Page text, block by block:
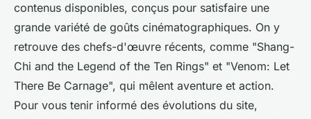
contenus disponibles, conçus pour satisfaire une
grande variété de goûts cinématographiques. On y
retrouve des chefs-d'œuvre récents, comme "Shang-
Chi and the Legend of the Ten Rings" et "Venom: Let
There Be Carnage", qui mêlent aventure et action.
Pour vous tenir informé des évolutions du site,